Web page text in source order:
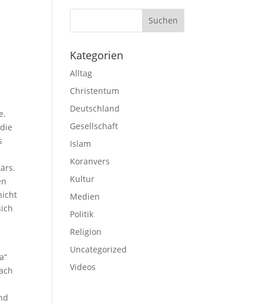
Kategorien
Alltag
Christentum
Deutschland
Gesellschaft
Islam
Koranvers
Kultur
Medien
Politik
Religion
Uncategorized
Videos